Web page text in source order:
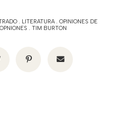
. LITERATURA.OPINIONES DE
OPNIONES .TIM BURTON